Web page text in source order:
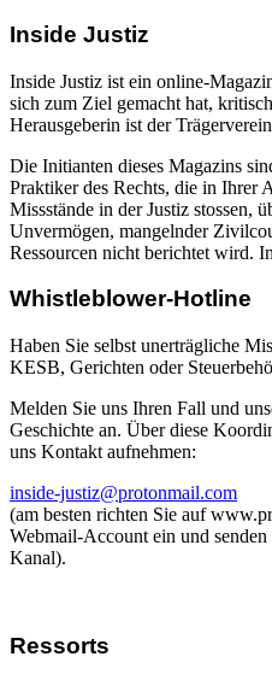
Inside Justiz
Inside Justiz ist ein online-
sich zum Ziel gemacht hat,
Herausgeberin ist der
Die Initianten dieses Magazins
Praktiker des Rechts, die in Ihrer
Missstände in der Justiz stossen,
Unvermögen, mangelnder
Ressourcen nicht berichtet wird.
Whistleblower-Hotline
Haben Sie selbst unerträgliche
KESB, Gerichten oder
Melden Sie uns Ihren Fall und
Geschichte an. Über diese
uns Kontakt aufnehmen:
inside-justiz@protonmail.com
(am besten richten Sie auf
Webmail-Account ein und
Kanal).
Ressorts